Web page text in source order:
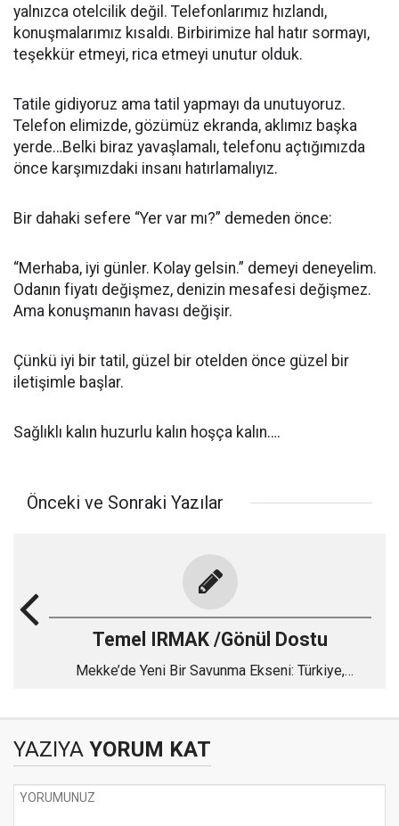
yalnızca otelcilik değil. Telefonlarımız hızlandı,
konuşmalarımız kısaldı. Birbirimize hal hatır sormayı,
teşekkür etmeyi, rica etmeyi unutur olduk.
Tatile gidiyoruz ama tatil yapmayı da unutuyoruz.
Telefon elimizde, gözümüz ekranda, aklımız başka
yerde…Belki biraz yavaşlamalı, telefonu açtığımızda
önce karşımızdaki insanı hatırlamalıyız.
Bir dahaki sefere “Yer var mı?” demeden önce:
“Merhaba, iyi günler. Kolay gelsin.” demeyi deneyelim.
Odanın fiyatı değişmez, denizin mesafesi değişmez.
Ama konuşmanın havası değişir.
Çünkü iyi bir tatil, güzel bir otelden önce güzel bir
iletişimle başlar.
Sağlıklı kalın huzurlu kalın hoşça kalın….
Önceki ve Sonraki Yazılar
Temel IRMAK /Gönül Dostu
Mekke’de Yeni Bir Savunma Ekseni: Türkiye,
YAZIYA YORUM KAT